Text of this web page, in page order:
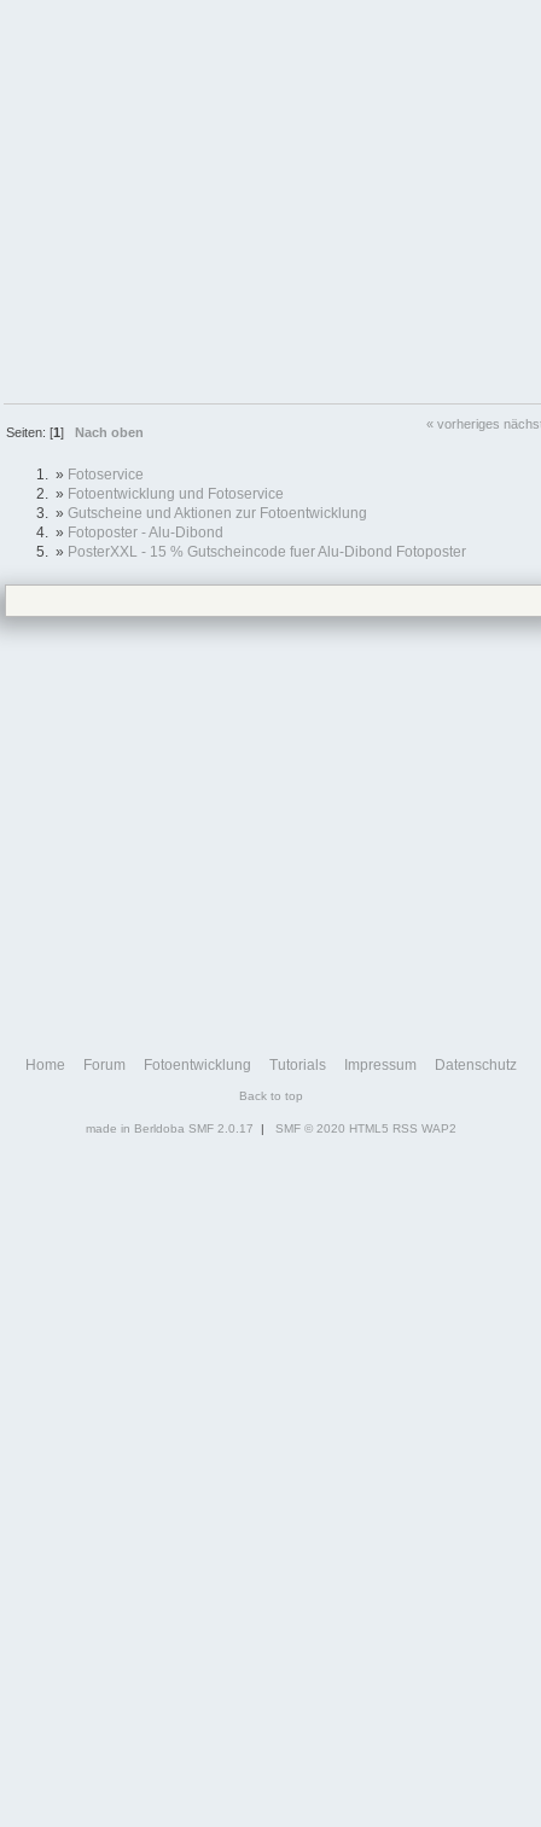
Seiten: [1]Nach oben
« vorheriges
» Fotoservice
» Fotoentwicklung und Fotoservice
» Gutscheine und Aktionen zur Fotoentwicklung
» Fotoposter - Alu-Dibond
» PosterXXL - 15 % Gutscheincode fuer Alu-Dibond Fotoposter
Home Forum Fotoentwicklung Tutorials Impressum Datenschutz
Back to top
made in Berldoba SMF 2.0.17 | SMF © 2020 HTML5 RSS WAP2